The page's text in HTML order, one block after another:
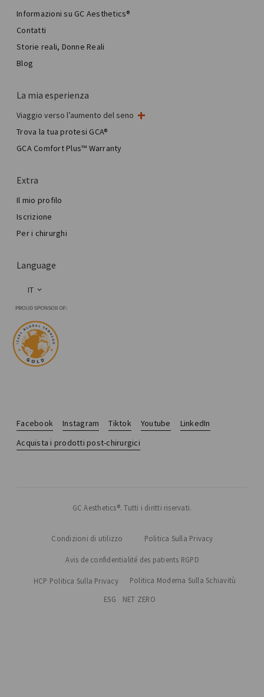
Informazioni su GC Aesthetics®
Contatti
Storie reali, Donne Reali
Blog
La mia esperienza
Viaggio verso l’aumento del seno
Il mio intervento al seno
Chirurgia mammaria estetica
Total Breast Reconstruction™
Trova la tua protesi GCA®
GCA Comfort Plus™ Warranty
Extra
Il mio profilo
Iscrizione
Per i chirurghi
Language
IT
Facebook Instagram Tiktok Youtube
LinkedIn
Acquista i prodotti post-chirurgici
GC Aesthetics®. Tutti i diritti riservati.
Condizioni di utilizzo Politica Sulla Privacy
Avis de confidentialité des patients RGPD
HCP Politica Sulla Privacy Politica Moderna Sulla Schiavitù
ESG NET ZERO